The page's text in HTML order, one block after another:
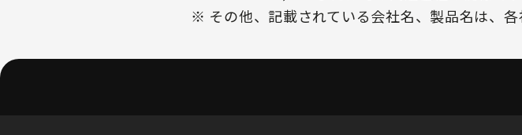
※ その他、記載されている会社名、製品名は、各